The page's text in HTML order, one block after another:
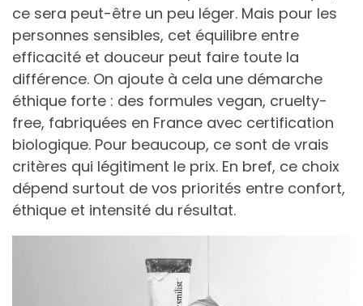
ce sera peut-être un peu léger. Mais pour les
personnes sensibles, cet équilibre entre
efficacité et douceur peut faire toute la
différence. On ajoute à cela une démarche
éthique forte : des formules vegan, cruelty-
free, fabriquées en France avec certification
biologique. Pour beaucoup, ce sont de vrais
critères qui légitiment le prix. En bref, ce choix
dépend surtout de vos priorités entre confort,
éthique et intensité du résultat.